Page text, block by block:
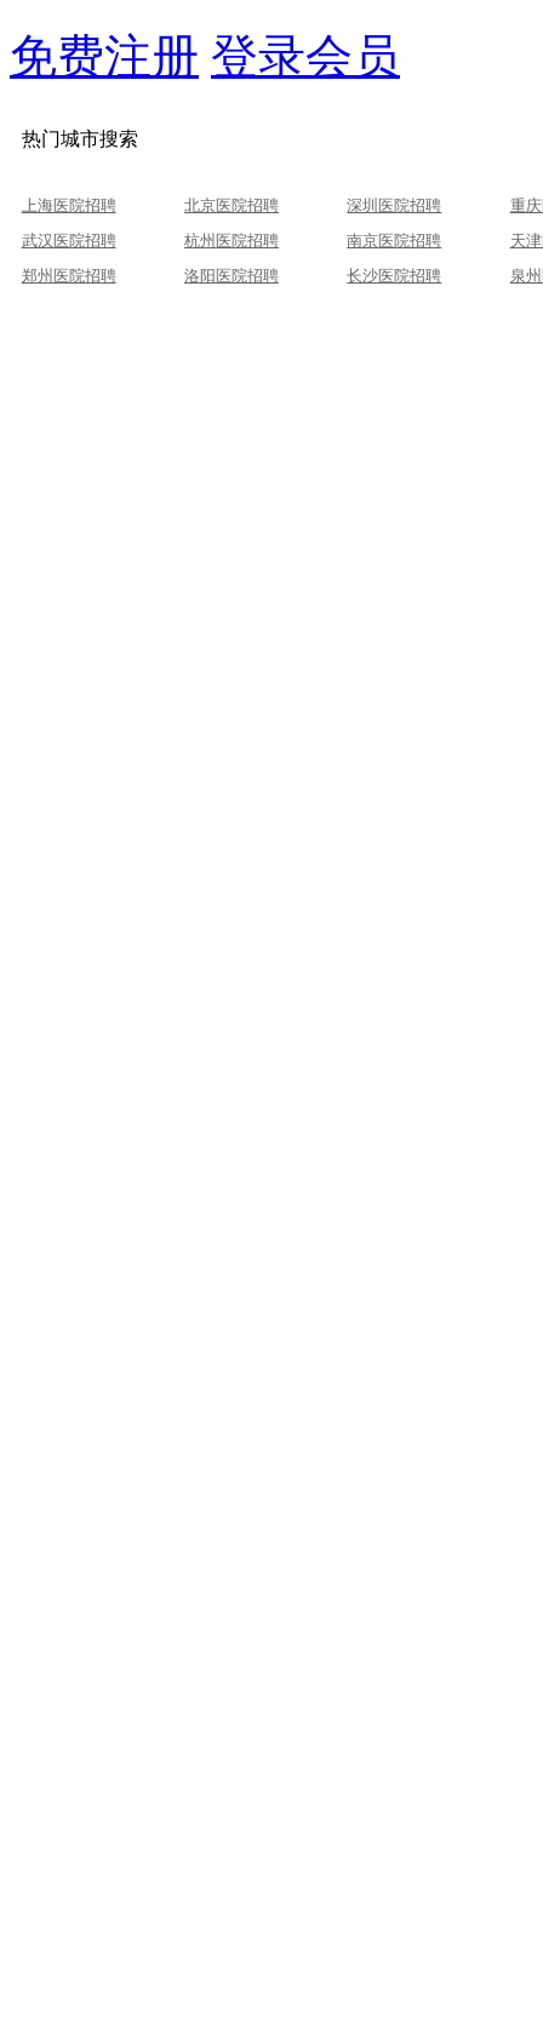
免费注册 登录会员
热门城市搜索
上海医院招聘 北京医院招聘 深圳医院招聘
重
武汉医院招聘
杭州医院招聘 南京医院招聘
天
郑州医院招聘
洛阳医院招聘 长沙医院招聘 泉